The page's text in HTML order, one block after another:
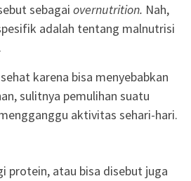
sebagai overnutrition. Nah,
adalah tentang malnutrisi
karena bisa menyebabkan
sulitnya pemulihan suatu
aktivitas sehari-hari.
protein, atau bisa disebut juga